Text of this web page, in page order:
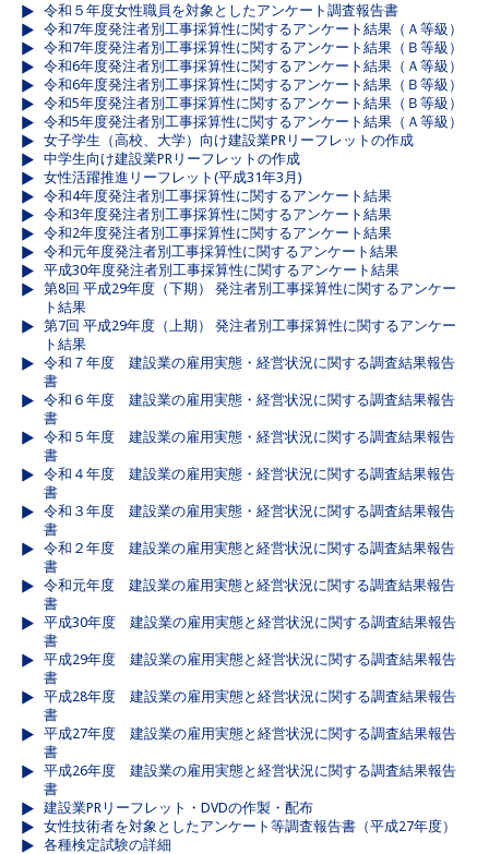
令和５年度女性職員を対象としたアンケート調査報告書
令和7年度発注者別工事採算性に関するアンケート結果（Ａ等級）
令和7年度発注者別工事採算性に関するアンケート結果（Ｂ等級）
令和6年度発注者別工事採算性に関するアンケート結果（Ａ等級）
令和6年度発注者別工事採算性に関するアンケート結果（Ｂ等級）
令和5年度発注者別工事採算性に関するアンケート結果（Ｂ等級）
令和5年度発注者別工事採算性に関するアンケート結果（Ａ等級）
女子学生（高校、大学）向け建設業PRリーフレットの作成
中学生向け建設業PRリーフレットの作成
女性活躍推進リーフレット(平成31年3月)
令和4年度発注者別工事採算性に関するアンケート結果
令和3年度発注者別工事採算性に関するアンケート結果
令和2年度発注者別工事採算性に関するアンケート結果
令和元年度発注者別工事採算性に関するアンケート結果
平成30年度発注者別工事採算性に関するアンケート結果
第8回 平成29年度（下期） 発注者別工事採算性に関するアンケー
ト結果
第7回 平成29年度（上期） 発注者別工事採算性に関するアンケー
ト結果
令和７年度 建設業の雇用実態・経営状況に関する調査結果報告
書
令和６年度 建設業の雇用実態・経営状況に関する調査結果報告
書
令和５年度 建設業の雇用実態・経営状況に関する調査結果報告
書
令和４年度 建設業の雇用実態・経営状況に関する調査結果報告
書
令和３年度 建設業の雇用実態・経営状況に関する調査結果報告
書
令和２年度 建設業の雇用実態と経営状況に関する調査結果報告
書
令和元年度 建設業の雇用実態と経営状況に関する調査結果報告
書
平成30年度 建設業の雇用実態と経営状況に関する調査結果報告
書
平成29年度 建設業の雇用実態と経営状況に関する調査結果報告
書
平成28年度 建設業の雇用実態と経営状況に関する調査結果報告
書
平成27年度 建設業の雇用実態と経営状況に関する調査結果報告
書
平成26年度 建設業の雇用実態と経営状況に関する調査結果報告
書
建設業PRリーフレット・DVDの作製・配布
女性技術者を対象としたアンケート等調査報告書（平成27年度）
各種検定試験の詳細